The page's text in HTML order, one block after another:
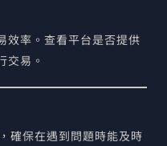
效率。查看平台是否提供
交易。
確保在遇到問題時能及時